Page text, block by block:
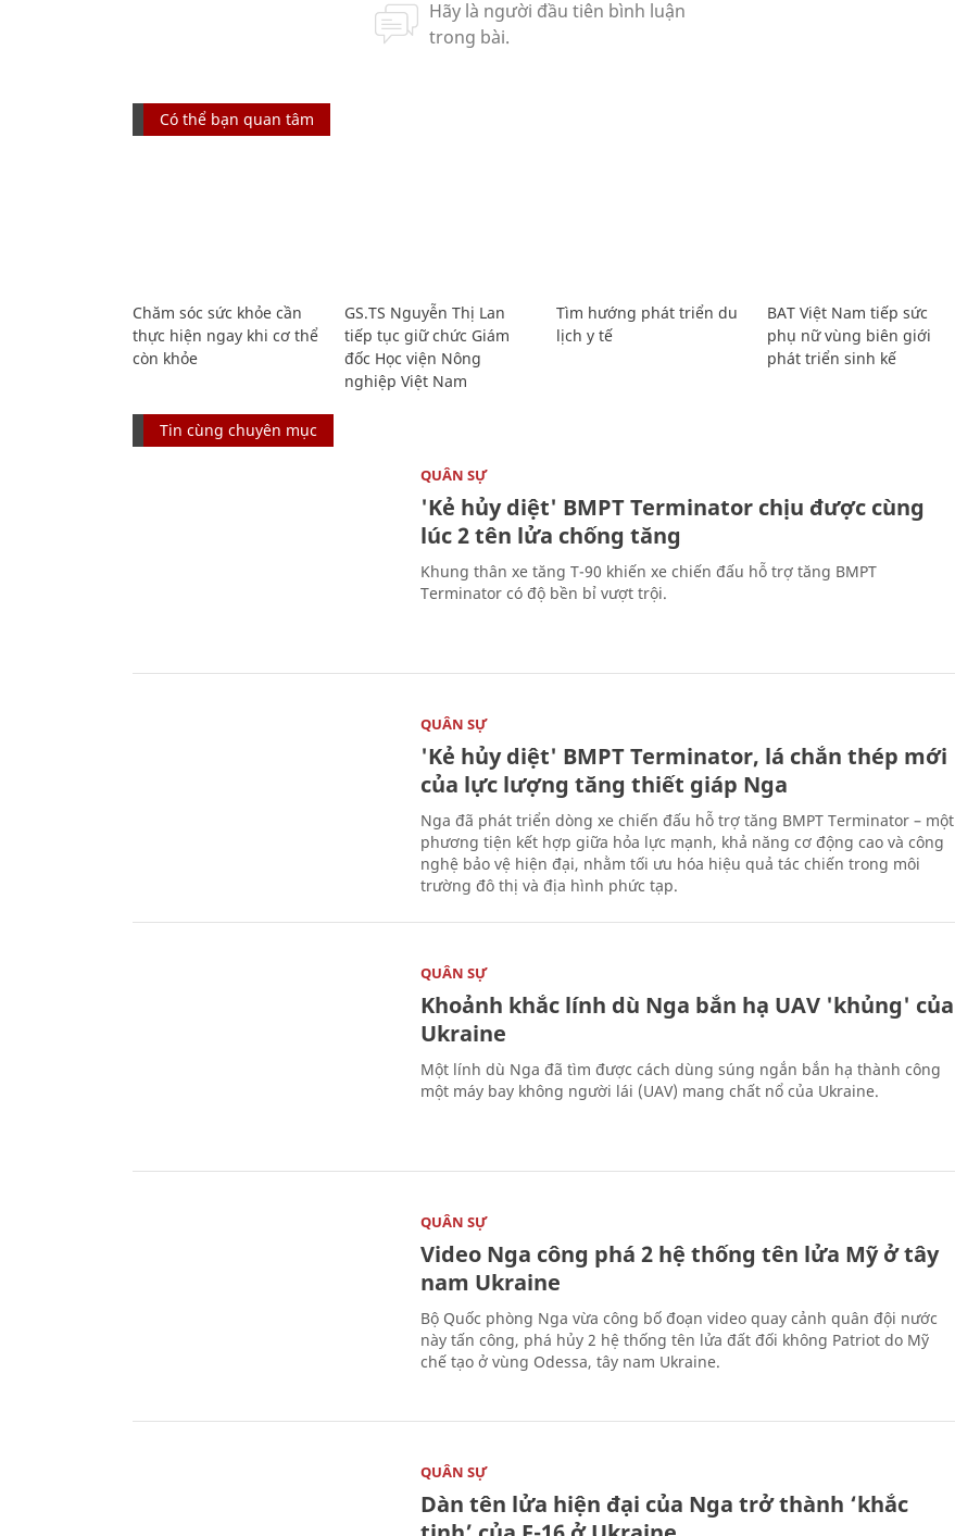
Có thể bạn quan tâm
Chăm sóc sức khỏe cần
thực hiện ngay khi cơ thể
còn khỏe
GS.TS Nguyễn Thị Lan
tiếp tục giữ chức Giám
đốc Học viện Nông
nghiệp Việt Nam
Tìm hướng phát triển du
lịch y tế
BAT Việt Nam tiếp sức
phụ nữ vùng biên giới
phát triển sinh kế
Tin cùng chuyên mục
QUÂN SỰ
'Kẻ hủy diệt' BMPT Terminator chịu được cùng
lúc 2 tên lửa chống tăng
Khung thân xe tăng T-90 khiến xe chiến đấu hỗ trợ tăng BMPT
Terminator có độ bền bỉ vượt trội.
QUÂN SỰ
'Kẻ hủy diệt' BMPT Terminator, lá chắn thép mới
của lực lượng tăng thiết giáp Nga
Nga đã phát triển dòng xe chiến đấu hỗ trợ tăng BMPT Terminator – một
phương tiện kết hợp giữa hỏa lực mạnh, khả năng cơ động cao và công
nghệ bảo vệ hiện đại, nhằm tối ưu hóa hiệu quả tác chiến trong môi
trường đô thị và địa hình phức tạp.
QUÂN SỰ
Khoảnh khắc lính dù Nga bắn hạ UAV 'khủng' của
Ukraine
Một lính dù Nga đã tìm được cách dùng súng ngắn bắn hạ thành công
một máy bay không người lái (UAV) mang chất nổ của Ukraine.
QUÂN SỰ
Video Nga công phá 2 hệ thống tên lửa Mỹ ở tây
nam Ukraine
Bộ Quốc phòng Nga vừa công bố đoạn video quay cảnh quân đội nước
này tấn công, phá hủy 2 hệ thống tên lửa đất đối không Patriot do Mỹ
chế tạo ở vùng Odessa, tây nam Ukraine.
QUÂN SỰ
Dàn tên lửa hiện đại của Nga trở thành ‘khắc